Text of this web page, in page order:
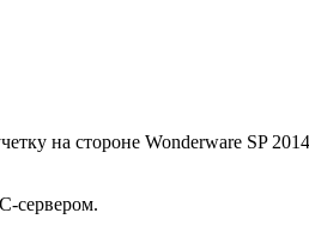
на стороне Wonderware SP
сервером.